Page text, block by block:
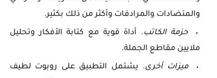
والمتضادات والمرادفات وأكثر من ذلك بكثير.
حزمة الكاتب. أداة قوية مع كتابة الأفكار وتحليل
ملايين مقاطع الجملة.
ميزات أخرى. يشتمل التطبيق على روبوت لطيف